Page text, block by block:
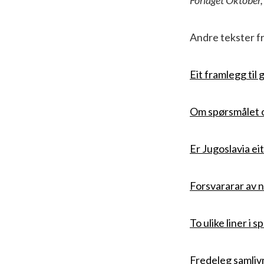
Andre tekster
Eit framlegg til
Om spørsmålet
Er Jugoslavia
Forsvararar av
To ulike liner i
Fredeleg